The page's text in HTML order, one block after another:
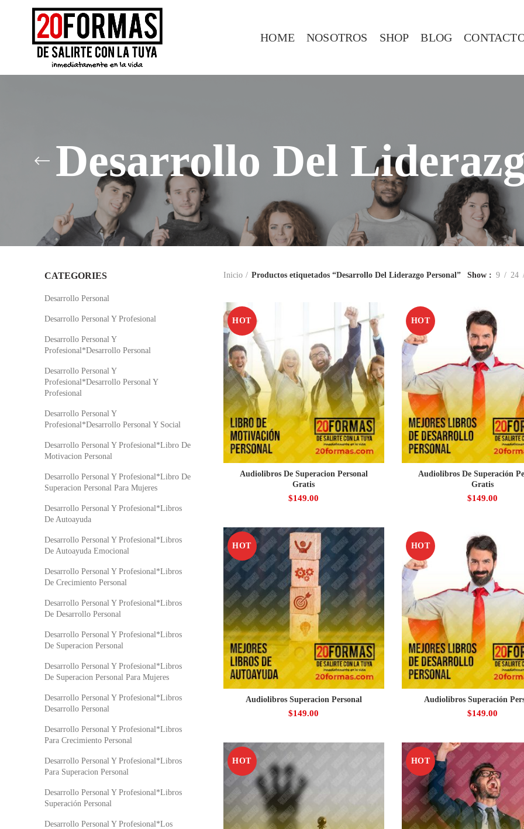
HOME NOSOTROS SHOP BLOG
Desarrollo Del
Inicio Productos etiquetados “Desarrollo Del Liderazgo Personal” Show 9 24
HOT
Audiolibros De Superacion Personal
Gratis
$149.00
HOT
Audiolibros De Superación
Gratis
$149.00
HOT
Audiolibros Superacion Personal
$149.00
HOT
Audiolibros Superación
$149.00
HOT HOT
CATEGORIES
Desarrollo Personal
Desarrollo Personal Y Profesional
Desarrollo Personal Y
Profesional*Desarrollo Personal
Desarrollo Personal Y
Profesional*Desarrollo Personal Y
Profesional
Desarrollo Personal Y
Profesional*Desarrollo Personal Y Social
Desarrollo Personal Y Profesional*Libro De
Motivacion Personal
Desarrollo Personal Y Profesional*Libro De
Superacion Personal Para Mujeres
Desarrollo Personal Y Profesional*Libros
De Autoayuda
Desarrollo Personal Y Profesional*Libros
De Autoayuda Emocional
Desarrollo Personal Y Profesional*Libros
De Crecimiento Personal
Desarrollo Personal Y Profesional*Libros
De Desarrollo Personal
Desarrollo Personal Y Profesional*Libros
De Superacion Personal
Desarrollo Personal Y Profesional*Libros
De Superacion Personal Para Mujeres
Desarrollo Personal Y Profesional*Libros
Desarrollo Personal
Desarrollo Personal Y Profesional*Libros
Para Crecimiento Personal
Desarrollo Personal Y Profesional*Libros
Para Superacion Personal
Desarrollo Personal Y Profesional*Libros
Superación Personal
Desarrollo Personal Y Profesional*Los